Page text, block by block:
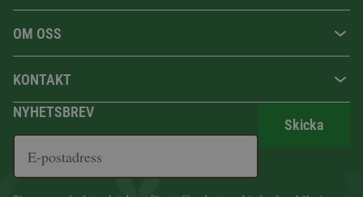
OM OSS
KONTAKT
NYHETSBREV
Skicka